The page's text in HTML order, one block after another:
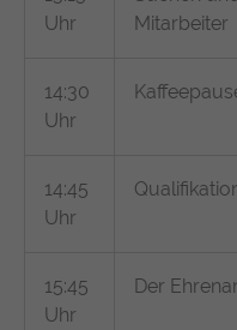
Uhr
Mitarbeiter
14:30
Uhr
14:45
Uhr
15:45
Uhr
Der